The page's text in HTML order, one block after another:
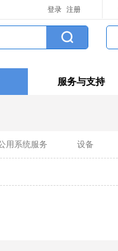
登录 注册
服务与支持
用系统服务 设备